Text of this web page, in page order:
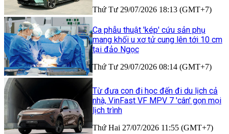
Thứ Tư 29/07/2026 18:13 (GMT+7)
Ca phẫu thuật 'kép' cứu sản phụ
mang khối u xơ tử cung lên tới 10 cm
tại đảo Ngọc
Thứ Tư 29/07/2026 08:14 (GMT+7)
Từ đưa con đi học đến đi du lịch cả
nhà, VinFast VF MPV 7 'cân' gọn mọi
lịch trình
Thứ Hai 27/07/2026 11:55 (GMT+7)